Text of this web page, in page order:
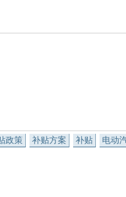
政策 补贴方案 补贴 电动